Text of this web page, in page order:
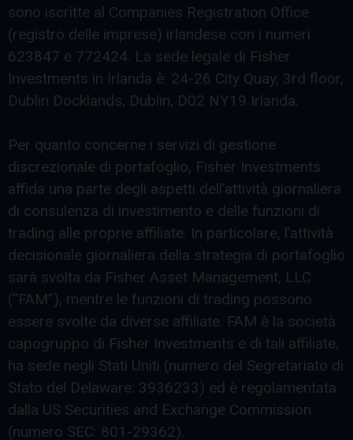
sono iscritte al Companies Registration Office
(registro delle imprese) irlandese con i numeri
623847 e 772424. La sede legale di Fisher
Investments in Irlanda è: 24-26 City Quay, 3rd floor,
Dublin Docklands, Dublin, D02 NY19 Irlanda.
Per quanto concerne i servizi di gestione
discrezionale di portafoglio, Fisher Investments
affida una parte degli aspetti dell’attività giornaliera
di consulenza di investimento e delle funzioni di
trading alle proprie affiliate. In particolare, l’attività
decisionale giornaliera della strategia di portafoglio
sarà svolta da Fisher Asset Management, LLC
(“FAM”), mentre le funzioni di trading possono
essere svolte da diverse affiliate. FAM è la società
capogruppo di Fisher Investments e di tali affiliate,
ha sede negli Stati Uniti (numero del Segretariato di
Stato del Delaware: 3936233) ed è regolamentata
dalla US Securities and Exchange Commission
(numero SEC: 801-29362).